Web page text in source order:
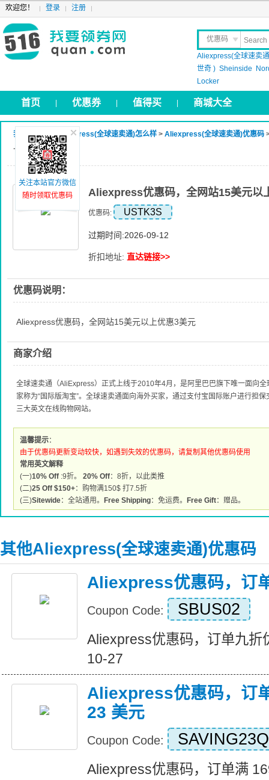
欢迎您！ 登录 注册
优惠码
晒 单
Aliexpress(全球速卖
世奇 ) Sheinside
Locker
首页 优惠券 值得买 商城大全
我要领券网 >Aliexpress(全球速卖通)怎么样 > Aliexpress(全球速卖通)优惠码
上优惠3美元
Aliexpress优惠码，全网站15美元以
优惠码: USTK3S
过期时间:2026-09-12
折扣地址: 直达链接>>
优惠码说明：
Aliexpress优惠码，全网站15美元以上优惠3美元
商家介绍
全球速卖通（AliExpress）正式上线于2010年4月，是阿里巴巴旗下唯一面向
家称为“国际版淘宝”。全球速卖通面向海外买家，通过支付宝国际账户进行担
三大英文在线购物网站。
温馨提示：
由于优惠码更新变动较快，如遇到失效的优惠码，请复制其他优惠码使用
常用英文解释
(一)10% Off :9折。 20% Off：8折，以此类推
(二)25 Off $150+：购物满150$ 打7.5折
(三)Sitewide：全站通用。 Free Shipping：免运费。 Free Gift：赠品。
其他Aliexpress(全球速卖通)优惠码
Aliexpress优惠码，订
Coupon Code: SBUS02
Aliexpress优惠码，订单九折
10-27
Aliexpress优惠码，订
23 美元
Coupon Code: SAVING23Q
Aliexpress优惠码，订单满
关注本站官方微信
随时领取优惠码